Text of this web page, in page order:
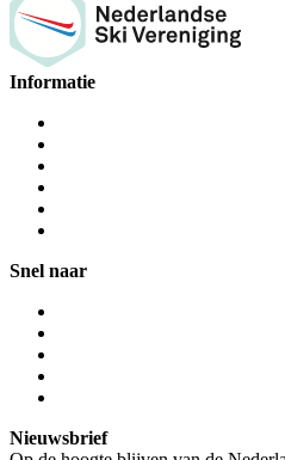
Informatie
Snel naar
Nieuwsbrief